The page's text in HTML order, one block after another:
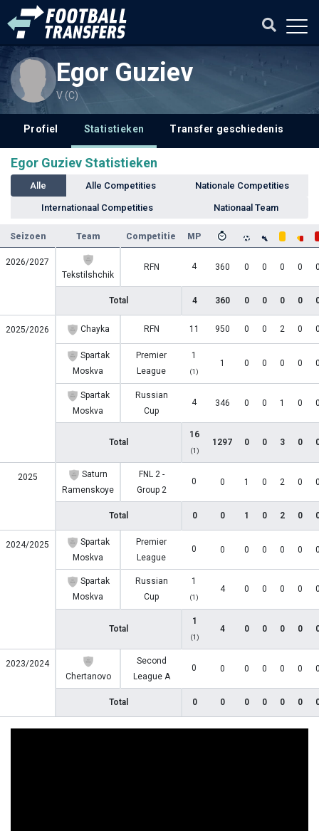
Egor Guziev
V (C)
Profiel Statistieken Transfer geschiedenis
Egor Guziev Statistieken
Alle Alle Competities Nationale Competities
Internationaal Competities Nationaal Team
Seizoen Team Competitie MP
2026/2027
Tekstilshchik
RFN 4 360 0 0 0 0
Total 4 360 0 0 0 0
2025/2026 Chayka RFN 11 950 0 0 2 0
Spartak
Moskva
Premier
League
1
(1)
1 0 0 0 0
Spartak
Moskva
Russian
Cup
4 346 0 0 1 0
Total
16
(1)
1297 0 0 3 0
2025
Saturn
Ramenskoye
FNL 2 -
Group 2
0 0 1 0 2 0
Total 0 0 1 0 2 0
2024/2025
Spartak
Moskva
Premier
League
0 0 0 0 0 0
Spartak
Moskva
Russian
Cup
1
(1)
4 0 0 0 0
Total
1
(1)
4 0 0 0 0
2023/2024
Chertanovo
Second
League A
0 0 0 0 0 0
Total 0 0 0 0 0 0